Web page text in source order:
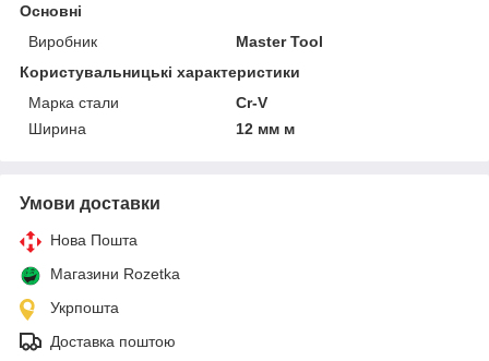
Основні
Виробник
Master Tool
Користувальницькі характеристики
Марка стали
Cr-V
Ширина
12 мм м
Умови доставки
Нова Пошта
Магазини Rozetka
Укрпошта
Доставка поштою